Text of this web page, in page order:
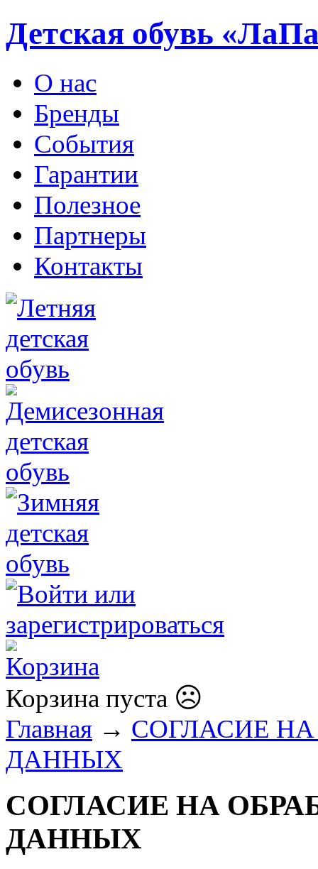
Детская обувь
О нас
Бренды
События
Гарантии
Полезное
Партнеры
Контакты
Корзина пуста ☹
Главная → СОГЛАСИЕ
ДАННЫХ
СОГЛАСИЕ НА
ДАННЫХ